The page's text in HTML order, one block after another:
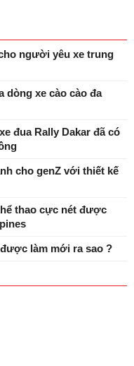
người yêu xe trung
dòng xe cào cào đa
đua Rally Dakar đã có
cho genZ với thiết kế
thao cực nét được
làm mới ra sao ?